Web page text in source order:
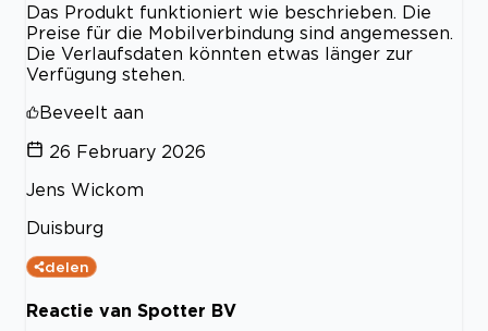
Das Produkt funktioniert wie beschrieben. Die
Preise für die Mobilverbindung sind angemessen.
Die Verlaufsdaten könnten etwas länger zur
Verfügung stehen.
Beveelt aan
26 February 2026
Jens Wickom
Duisburg
delen
Reactie van Spotter BV